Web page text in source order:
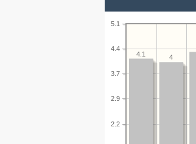
2.2
2.9
3.7
4.4
5.1
4
4.1